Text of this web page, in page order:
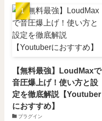
【無料最強】LoudMaxで
音圧爆上げ！使い方と設
定を徹底解説【Youtuber
におすすめ】
プラグイン